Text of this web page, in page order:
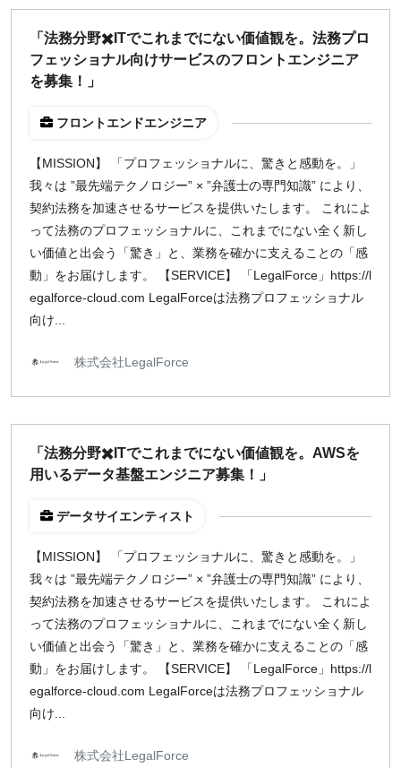
「法務分野✖️ITでこれまでにない価値観を。法務プロ
フェッショナル向けサービスのフロントエンジニア
を募集！」
フロントエンドエンジニア
【MISSION】 「プロフェッショナルに、驚きと感動を。」
我々は ”最先端テクノロジー” × ”弁護士の専門知識” により、
契約法務を加速させるサービスを提供いたします。 これによ
って法務のプロフェッショナルに、これまでにない全く新し
い価値と出会う「驚き」と、業務を確かに支えることの「感
動」をお届けします。 【SERVICE】 「LegalForce」https://l
egalforce-cloud.com LegalForceは法務プロフェッショナル
向け...
株式会社LegalForce
「法務分野✖️ITでこれまでにない価値観を。AWSを
用いるデータ基盤エンジニア募集！」
データサイエンティスト
【MISSION】 「プロフェッショナルに、驚きと感動を。」
我々は ”最先端テクノロジー” × ”弁護士の専門知識” により、
契約法務を加速させるサービスを提供いたします。 これによ
って法務のプロフェッショナルに、これまでにない全く新し
い価値と出会う「驚き」と、業務を確かに支えることの「感
動」をお届けします。 【SERVICE】 「LegalForce」https://l
egalforce-cloud.com LegalForceは法務プロフェッショナル
向け...
株式会社LegalForce